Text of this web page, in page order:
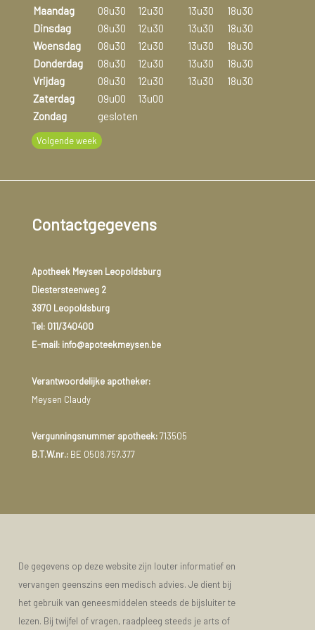
reageert u tegen de eiwitten die in melk voorkomen.
Maandag 08u30 12u30 13u30
18u30
Dinsdag
08u30 12u30 13u30
18u30
Woensdag
08u30 12u30 13u30
18u30
Donderdag
08u30 12u30 13u30
18u30
Vrijdag
08u30 12u30 13u30
18u30
Zaterdag
09u00
13u00
Zondag
gesloten
Volgende week
Contactgegevens
Apotheek Meysen Leopoldsburg
Diestersteenweg 2
3970 Leopoldsburg
Tel: 011/340400
E-mail: info@apoteekmeysen.be
Verantwoordelijke apotheker:
Meysen Claudy
Vergunningsnummer apotheek:713505
B.T.W.nr.:BE 0508.757.377
De gegevens op deze website zijn louter informatief en
vervangen geenszins een medisch advies. Je dient bij
het gebruik van geneesmiddelen steeds de bijsluiter te
lezen. Bij twijfel of vragen, raadpleeg steeds je arts of